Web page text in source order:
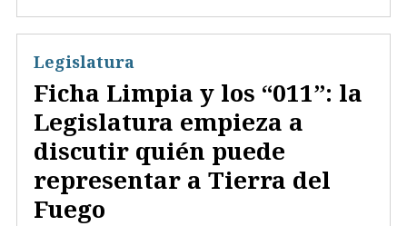
Ficha Limpia y los “011”: la
Legislatura empieza a
discutir quién puede
representar a Tierra del
Fuego
Legislatura